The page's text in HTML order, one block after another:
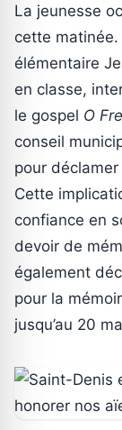
La jeunesse
cette matinée.
élémentaire
en classe,
le gospel O
conseil
pour déclamer
Cette
confiance en
devoir de
également
pour la
jusqu’au 20